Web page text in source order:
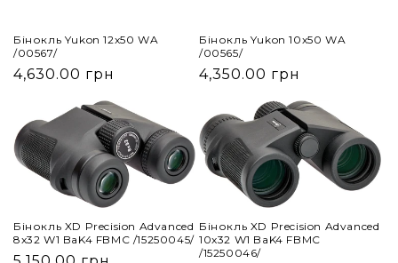
Бінокль Yukon 12x50 WA
/00567/
4,630.00 грн
Бінокль Yukon 10x50 WA
/00565/
4,350.00 грн
Бінокль XD Precision Advanced
8x32 W1 BaK4 FBMC /15250045/
Бінокль XD Precision Advanced
10x32 W1 BaK4 FBMC
/15250046/